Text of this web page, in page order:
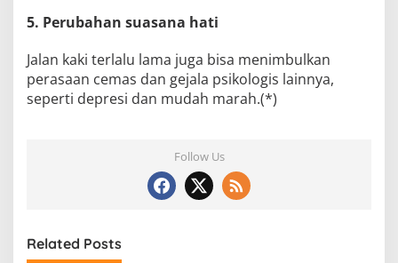
5. Perubahan suasana hati
Jalan kaki terlalu lama juga bisa menimbulkan
perasaan cemas dan gejala psikologis lainnya,
seperti depresi dan mudah marah.(*)
Follow Us
Related Posts